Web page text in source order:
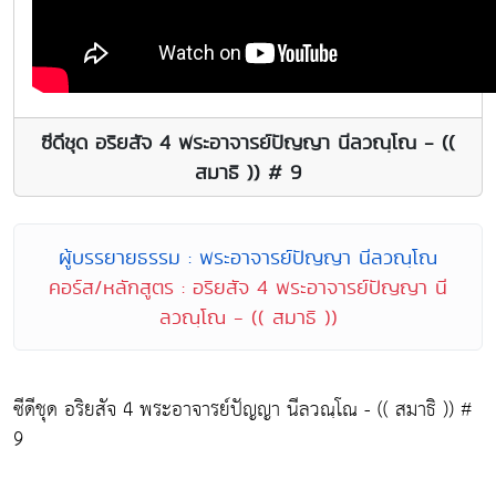
ซีดีชุด อริยสัจ 4 พระอาจารย์ปัญญา นีลวณฺโณ - ((
สมาธิ )) # 9
ผู้บรรยายธรรม : พระอาจารย์ปัญญา นีลวณฺโณ
คอร์ส/หลักสูตร : อริยสัจ 4 พระอาจารย์ปัญญา นี
ลวณฺโณ - (( สมาธิ ))
ซีดีชุด อริยสัจ 4 พระอาจารย์ปัญญา นีลวณฺโณ - (( สมาธิ )) #
9